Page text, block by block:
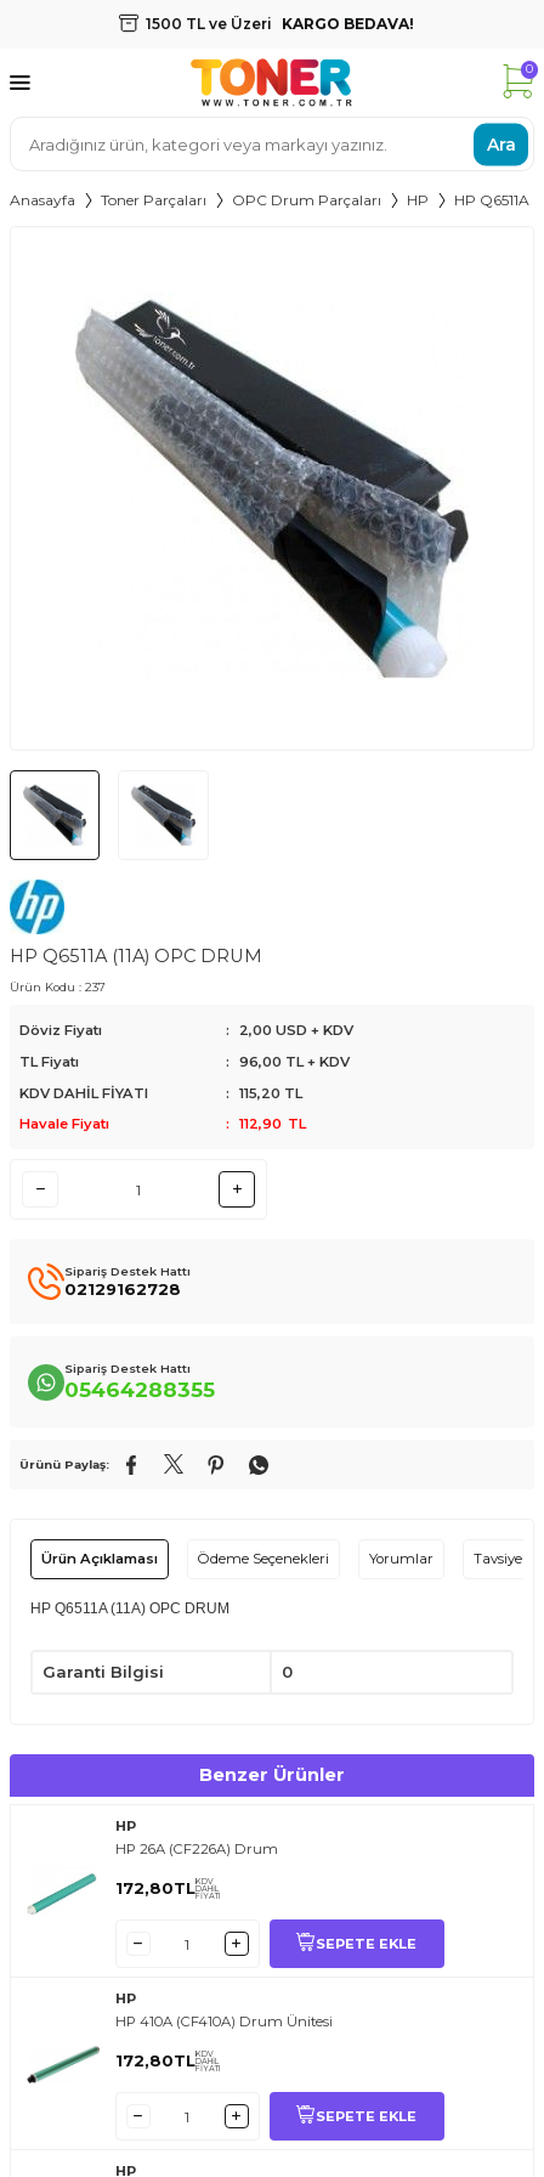
1500 TL ve Üzeri KARGO BEDAVA!
Ara
0
Anasayfa Toner Parçaları OPC Drum Parçaları HP HP Q6511A
HP Q6511A (11A) OPC DRUM
Ürün Kodu : 237
Döviz Fiyatı :
2,00 USD + KDV
TL Fiyatı
: 96,00 TL + KDV
KDV DAHİL FİYATI
: 115,20 TL
Havale Fiyatı
: 112,90 TL
Sipariş Destek Hattı
02129162728
Sipariş Destek Hattı
05464288355
Ürünü Paylaş:
Ürün Açıklaması Ödeme Seçenekleri Yorumlar Tavsiye Et
HP Q6511A (11A) OPC DRUM
Garanti Bilgisi 0
Benzer Ürünler
HP
HP 26A (CF226A) Drum
172,80TLKDV
DAHİL
FİYATI
SEPETE EKLE
HP
HP 410A (CF410A) Drum Ünitesi
172,80TLKDV
DAHİL
FİYATI
SEPETE EKLE
HP